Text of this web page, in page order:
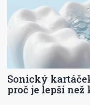
Sonický
proč je lepší